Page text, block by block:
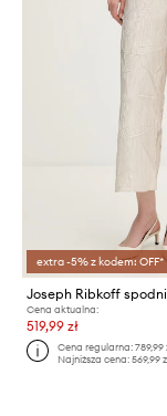
extra -5% z kodem: OFF*
Joseph Ribkoff
Cena aktualna:
519,99 zł
Cena regularna:789,99
Najniższa cena:569,99